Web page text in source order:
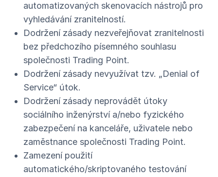
automatizovaných skenovacích nástrojů pro
vyhledávání zranitelností.
Dodržení zásady nezveřejňovat zranitelnosti
bez předchozího písemného souhlasu
společnosti Trading Point.
Dodržení zásady nevyužívat tzv. „Denial of
Service“ útok.
Dodržení zásady neprovádět útoky
sociálního inženýrství a/nebo fyzického
zabezpečení na kanceláře, uživatele nebo
zaměstnance společnosti Trading Point.
Zamezení použití
automatického/skriptovaného testování